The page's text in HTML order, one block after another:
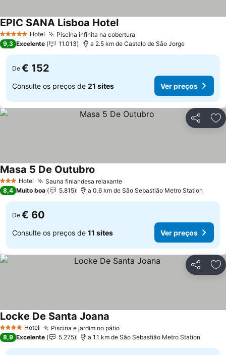
5 Estrelas Hotel Piscina infinita na cobertura
EPIC SANA Lisboa HotelVer preços
9,3 Excelente 11.013 a 2.5 km de Castelo de São Jorge
De € 152
Consulte os preços de 21 sites Ver preços
Partilhar
3 EstrelasHotel Sauna finlandesa relaxanteVer preços
Masa 5 De Outubro
8,4 Muito boa 5.815 a 0.6 km de São Sebastião Metro Station
De € 60
Consulte os preços de 11 sites Ver preços
Partilhar
4 EstrelasHotel Piscina e jardim no pátioVer preços
Locke De Santa Joana
8,9 Excelente 5.275 a 1.1 km de São Sebastião Metro Station